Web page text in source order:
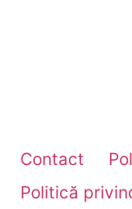
Contact
Politică